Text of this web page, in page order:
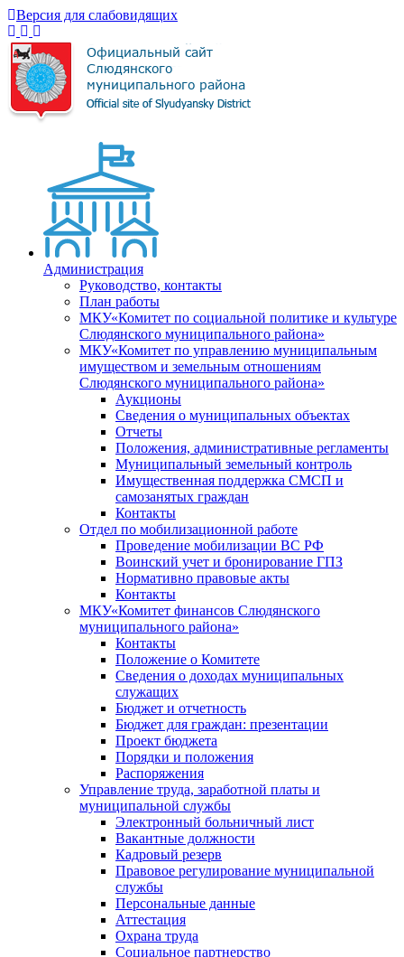
Версия для слабовидящих
Администрация
Руководство, контакты
План работы
МКУ«Комитет по социальной политике и культуре
Слюдянского муниципального района»
МКУ«Комитет по управлению муниципальным
имуществом и земельным отношениям
Слюдянского муниципального района»
Аукционы
Сведения о муниципальных объектах
Отчеты
Положения, административные регламенты
Муниципальный земельный контроль
Имущественная поддержка СМСП и
самозанятых граждан
Контакты
Отдел по мобилизационной работе
Проведение мобилизации ВС РФ
Воинский учет и бронирование ГПЗ
Нормативно правовые акты
Контакты
МКУ«Комитет финансов Слюдянского
муниципального района»
Контакты
Положение о Комитете
Сведения о доходах муниципальных
служащих
Бюджет и отчетность
Бюджет для граждан: презентации
Проект бюджета
Порядки и положения
Распоряжения
Управление труда, заработной платы и
муниципальной службы
Электронный больничный лист
Вакантные должности
Кадровый резерв
Правовое регулирование муниципальной
службы
Персональные данные
Аттестация
Охрана труда
Социальное партнерство